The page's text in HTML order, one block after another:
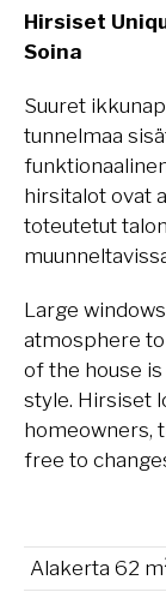
Hirsiset
Soina
Suuret
tunnelmaa
hirsitalot ovat
toteutetut
Large
atmosphere
of the house
style. Hirsiset
homeowners,
free to
Alakerta 62